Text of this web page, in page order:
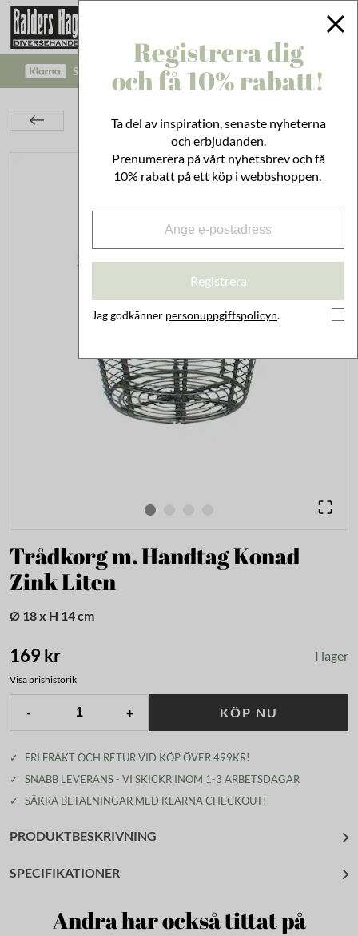
SÄKRA BETALNINGAR MED KLARNA CHECKOUT!
Trådkorg m. Handtag Konad Zink Liten
Trådkorg m. Handtag Konad
Zink Liten
Ø 18 x H 14 cm
169 kr I lager
Visa prishistorik
- + KÖP NU
✓
FRI FRAKT OCH RETUR VID KÖP ÖVER 499KR!
✓
SNABB LEVERANS - VI SKICKR INOM 1-3 ARBETSDAGAR
✓
SÄKRA BETALNINGAR MED KLARNA CHECKOUT!
PRODUKTBESKRIVNING
SPECIFIKATIONER
Andra har också tittat på
Registrera dig
och få 10% rabatt!
Ta del av inspiration, senaste nyheterna
och erbjudanden.
Prenumerera på vårt nyhetsbrev och få
10% rabatt på ett köp i webbshoppen.
Registrera
Jag godkänner personuppgiftspolicyn.